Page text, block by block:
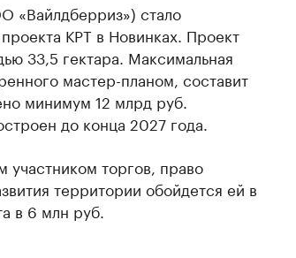
стало
КРТ в Новинках. Проект
33,5 гектара. Максимальная
мастер-планом, составит
минимум 12 млрд руб.
до конца 2027 года.
участником торгов, право
территории обойдется ей в
в 6 млн руб.